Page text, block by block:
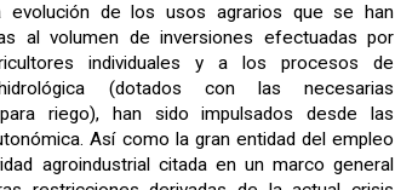
evolución de los usos agrarios que se han
al volumen de inversiones efectuadas por
individuales y a los procesos de
(dotados con las necesarias
riego), han sido impulsados desde las
Así como la gran entidad del empleo
agroindustrial citada en un marco general